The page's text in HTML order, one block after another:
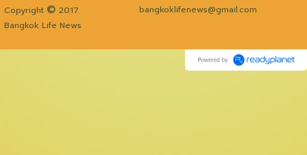
Copyright © 2017
bangkoklifenews@gmail.com
Bangkok Life News